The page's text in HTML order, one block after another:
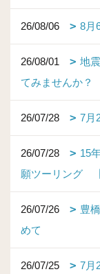
26/08/06 8
26/08/01
地
てみませんか？
26/07/28 7
26/07/28
15
願ツーリング 【
26/07/26
豊
めて
26/07/25 7